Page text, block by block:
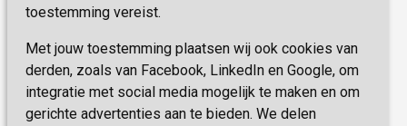
toestemming vereist.
Met jouw toestemming plaatsen wij ook cookies van
derden, zoals van Facebook, LinkedIn en Google, om
integratie met social media mogelijk te maken en om
gerichte advertenties aan te bieden. We delen
Blijf op de hoogte van de laatste activiteiten en
nieuwtjes met onze nieuwsbrief
INSCHRIJVEN